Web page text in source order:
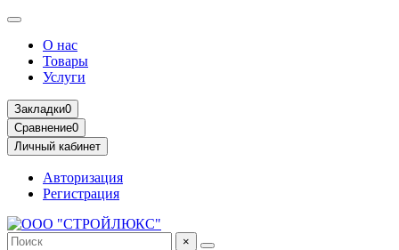
О нас
Товары
Услуги
Закладки0
Сравнение0
Личный кабинет
Авторизация
Регистрация
×